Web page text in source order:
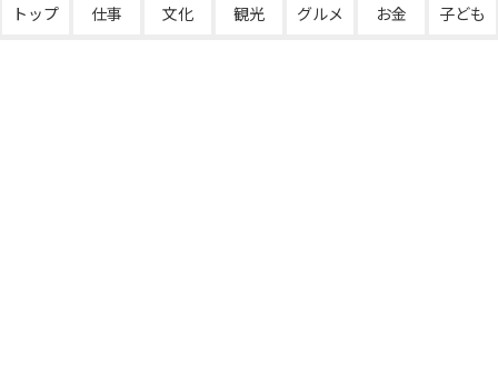
トップ 仕事 文化 観光 グルメ お金 子ども